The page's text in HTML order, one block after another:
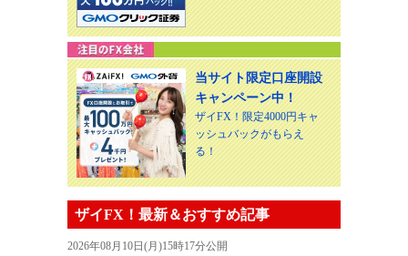
当サイト限定口座開設
キャンペーン中！
ザイFX！限定4000円キャ
ッシュバックがもらえ
る！
ザイFX！最新＆おすすめ記事
2026年08月10日(月)15時17分公開